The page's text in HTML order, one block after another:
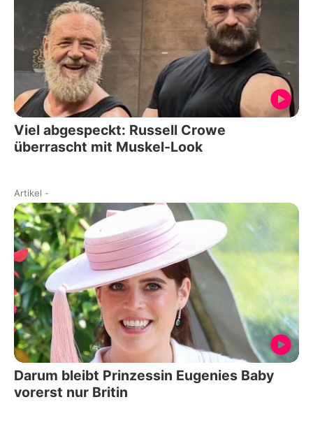
Viel abgespeckt: Russell Crowe
überrascht mit Muskel-Look
Artikel -
Darum bleibt Prinzessin Eugenies Baby
vorerst nur Britin